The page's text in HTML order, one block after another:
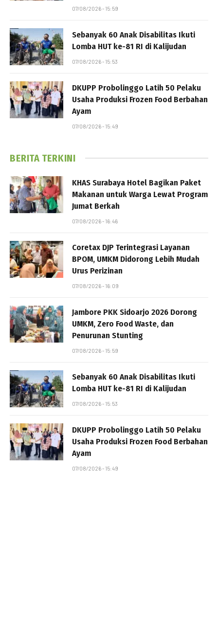
07/08/2026 - 15:59
Sebanyak 60 Anak Disabilitas Ikuti
Lomba HUT ke-81 RI di Kalijudan
07/08/2026 - 15:53
DKUPP Probolinggo Latih 50 Pelaku
Usaha Produksi Frozen Food Berbahan
Ayam
07/08/2026 - 15:49
BERITA TERKINI
KHAS Surabaya Hotel Bagikan Paket
Makanan untuk Warga Lewat Program
Jumat Berkah
07/08/2026 - 16:46
Coretax DJP Terintegrasi Layanan
BPOM, UMKM Didorong Lebih Mudah
Urus Perizinan
07/08/2026 - 16:09
Jambore PKK Sidoarjo 2026 Dorong
UMKM, Zero Food Waste, dan
Penurunan Stunting
07/08/2026 - 15:59
Sebanyak 60 Anak Disabilitas Ikuti
Lomba HUT ke-81 RI di Kalijudan
07/08/2026 - 15:53
DKUPP Probolinggo Latih 50 Pelaku
Usaha Produksi Frozen Food Berbahan
Ayam
07/08/2026 - 15:49